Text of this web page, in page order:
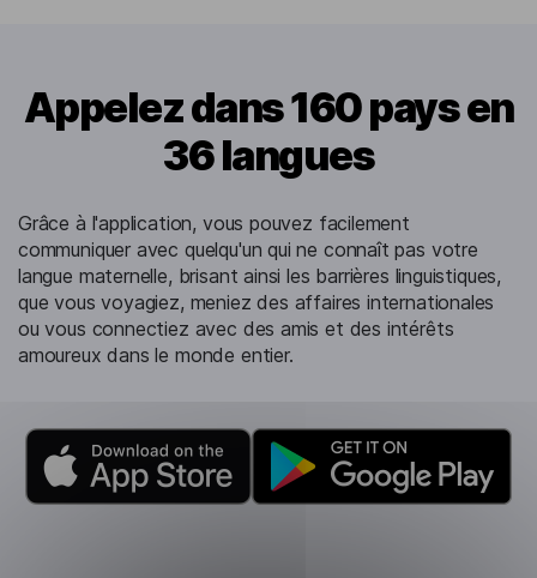
Appelez dans 160 pays en
36 langues
Grâce à l'application, vous pouvez facilement
communiquer avec quelqu'un qui ne connaît pas votre
langue maternelle, brisant ainsi les barrières linguistiques,
que vous voyagiez, meniez des affaires internationales
ou vous connectiez avec des amis et des intérêts
amoureux dans le monde entier.